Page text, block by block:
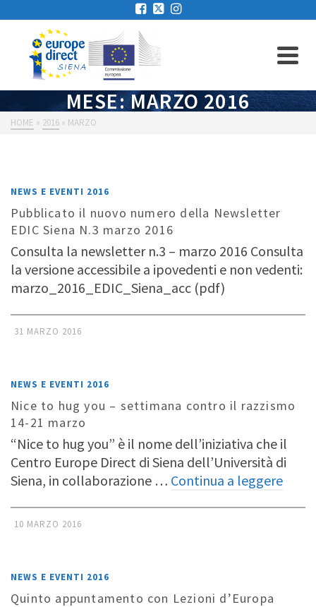
MESE: MARZO 2016
HOME » 2016 » MARZO
NEWS E EVENTI 2016
Pubblicato il nuovo numero della Newsletter
EDIC Siena N.3 marzo 2016
Consulta la newsletter n.3 – marzo 2016 Consulta
la versione accessibile a ipovedenti e non vedenti:
marzo_2016_EDIC_Siena_acc (pdf)
31 MARZO 2016
NEWS E EVENTI 2016
Nice to hug you – settimana contro il razzismo
14-21 marzo
“Nice to hug you” è il nome dell’iniziativa che il
Centro Europe Direct di Siena dell’Università di
Siena, in collaborazione … Continua a leggere
10 MARZO 2016
NEWS E EVENTI 2016
Quinto appuntamento con Lezioni d’Europa